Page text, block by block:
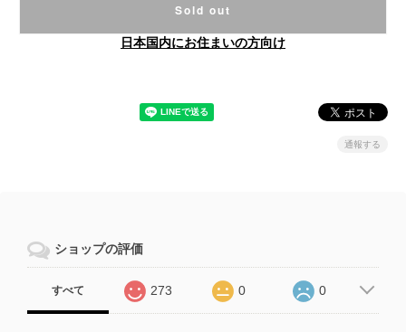
Sold out
日本国内にお住まいの方向け
通報する
ショップの評価
すべて 273 0 0